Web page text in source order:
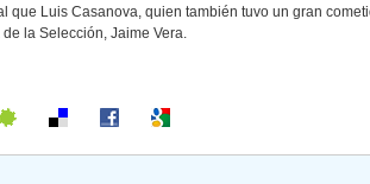
que Luis Casanova, quien también tuvo un gran
la Selección, Jaime Vera.